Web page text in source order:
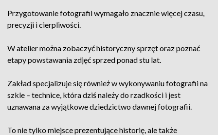
Przygotowanie fotografii wymagało znacznie więcej czasu,
precyzji i cierpliwości.
W atelier można zobaczyć historyczny sprzęt oraz poznać
etapy powstawania zdjęć sprzed ponad stu lat.
Zakład specjalizuje się również w wykonywaniu fotografii na
szkle – technice, która dziś należy do rzadkości i jest
uznawana za wyjątkowe dziedzictwo dawnej fotografii.
To nie tylko miejsce prezentujące historię, ale także